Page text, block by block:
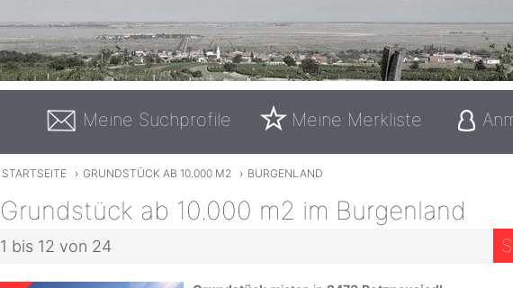
Meine Suchprofile Meine Merkliste
STARTSEITE › GRUNDSTÜCK AB 10.000 M2 › BURGENLAND
Grundstück ab 10.000 m2 im Burgenland
1 bis 12 von 24